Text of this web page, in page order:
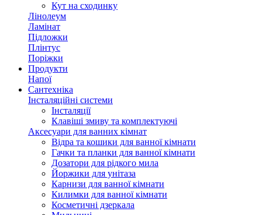
Кут на сходинку
Лінолеум
Ламінат
Підложки
Плінтус
Поріжки
Продукти
Напої
Сантехніка
Інсталяційні системи
Інсталяції
Клавіші змиву та комплектуючі
Аксесуари для ванних кімнат
Відра та кошики для ванної кімнати
Гачки та планки для ванної кімнати
Дозатори для рідкого мила
Йоржики для унітаза
Карнизи для ванної кімнати
Килимки для ванної кімнати
Косметичні дзеркала